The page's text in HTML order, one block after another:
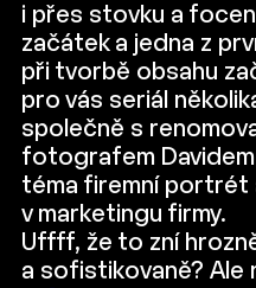
i přes stovku a
začátek a jedna z
při tvorbě obsahu
pro vás seriál
společně s
fotografem Davidem
téma firemní portrét
v marketingu firmy.
Uffff, že to zní
a sofistikovaně? Ale